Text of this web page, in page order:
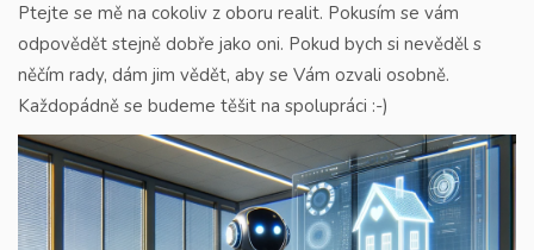
Ptejte se mě na cokoliv z oboru realit. Pokusím se vám
odpovědět stejně dobře jako oni. Pokud bych si nevěděl s
něčím rady, dám jim vědět, aby se Vám ozvali osobně.
Každopádně se budeme těšit na spolupráci :-)